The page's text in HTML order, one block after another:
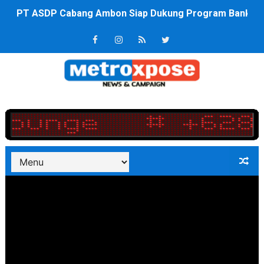
PT ASDP Cabang Ambon Siap Dukung Program Bank
Saadiah Uluputty Buka Pekan Olahraga HUT ke-81 RI
4 Dokter Asal Nias Barat Lulus PPDS di FK USU,
DPRD Kota Bekasi Minta Penanganan Pencemaran
Unggul 3 Gol Kesebelasan MKRE FC Raih Tiket
Jelang HUT RI ke 81Turnamen Olah Anak Muda Kota